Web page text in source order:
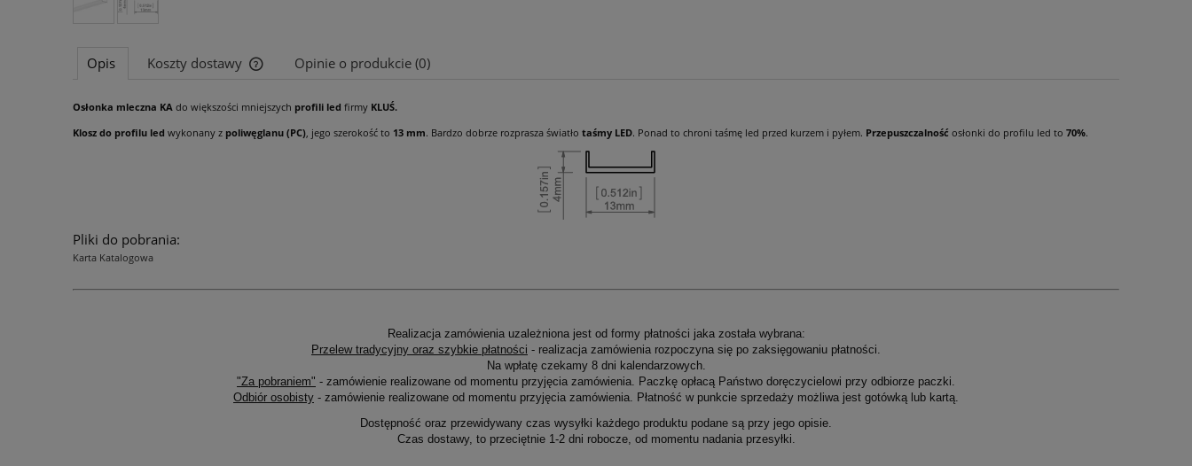
Opis Koszty dostawy
Cena nie zawiera ewentualnych kosztów
płatności
Opinie o produkcie (0)
Osłonka mleczna KA do większości mniejszych profili led firmy KLUŚ.
Klosz do profilu led wykonany z poliwęglanu (PC) , jego szerokość to 13 mm. Bardzo dobrze rozprasza światło taśmy LED. Ponad to chroni taśmę led przed kurzem i pyłem. Przepuszczalność osłonki do profilu led to 70%.
Pliki do pobrania:
Karta Katalogowa
Realizacja zamówienia uzależniona jest od formy płatności jaka została wybrana:
Przelew tradycyjny oraz szybkie płatności - realizacja zamówienia rozpoczyna się po zaksięgowaniu płatności.
Na wpłatę czekamy 8 dni kalendarzowych.
"Za pobraniem" - zamówienie realizowane od momentu przyjęcia zamówienia. Paczkę opłacą Państwo doręczycielowi przy odbiorze paczki.
Odbiór osobisty - zamówienie realizowane od momentu przyjęcia zamówienia. Płatność w punkcie sprzedaży możliwa jest gotówką lub kartą.
Dostępność oraz przewidywany czas wysyłki każdego produktu podane są przy jego opisie.
Czas dostawy, to przeciętnie 1-2 dni robocze, od momentu nadania przesyłki.